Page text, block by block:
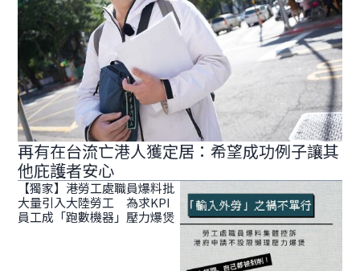
再有在台流亡港人獲定居：希望成功例子讓其
他庇護者安心
【獨家】港勞工處職員爆料批
大量引入大陸勞工 為求KPI
員工成「跑數機器」壓力爆煲